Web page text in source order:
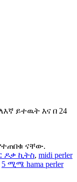
ይተዉት እና በ 24
ናቸው.
ዶቃ ኪትስ, midi perler
5 ሚሜ hama perler